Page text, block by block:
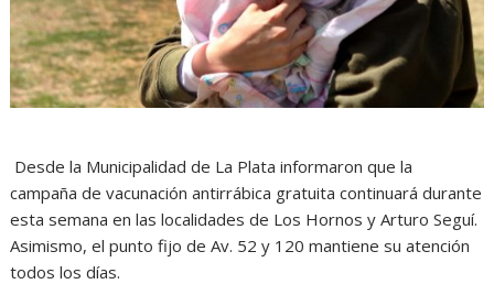
Desde la Municipalidad de La Plata informaron que la
campaña de vacunación antirrábica gratuita continuará durante
esta semana en las localidades de Los Hornos y Arturo Seguí.
Asimismo, el punto fijo de Av. 52 y 120 mantiene su atención
todos los días.